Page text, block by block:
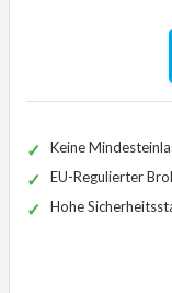
Keine
EU-Regulierter
Hohe